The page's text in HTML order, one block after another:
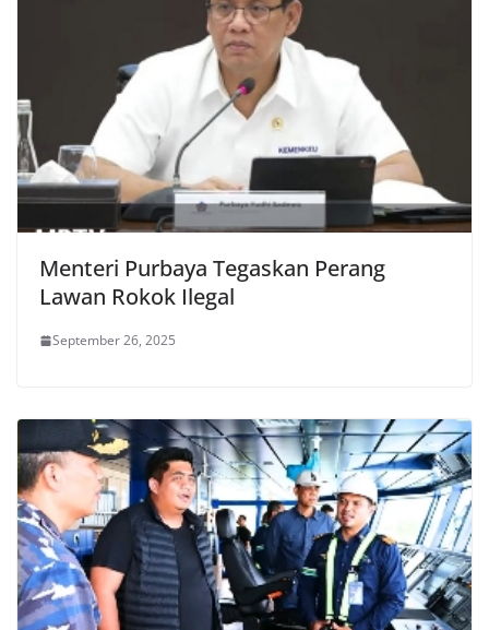
Menteri Purbaya Tegaskan Perang
Lawan Rokok Ilegal
September 26, 2025